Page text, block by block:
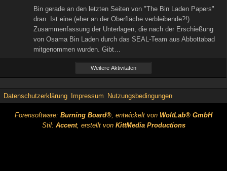
Bin gerade an den letzten Seiten von "The Bin Laden Papers"
dran. Ist eine (eher an der Oberfläche verbleibende?!)
Zusammenfassung der Unterlagen, die nach der Erschießung
von Osama Bin Laden durch das SEAL-Team aus Abbottabad
mitgenommen wurden. Gibt…
Weitere Aktivitäten
Datenschutzerklärung Impressum Nutzungsbedingungen
Forensoftware: Burning Board®, entwickelt von WoltLab® GmbH
Stil: Accent, erstellt von KittMedia Productions